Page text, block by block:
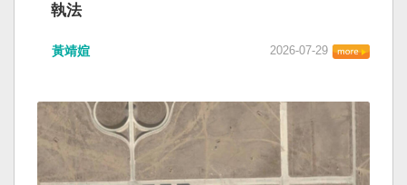
執法
黃靖媗 2026-07-29